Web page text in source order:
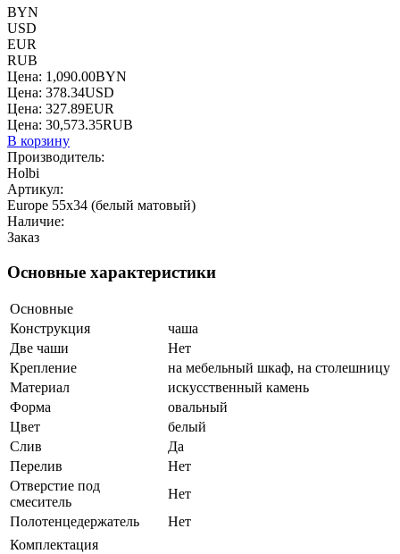
BYN
USD
EUR
RUB
Цена: 1,090.00BYN
Цена: 378.34USD
Цена: 327.89EUR
Цена: 30,573.35RUB
В корзину
Производитель:
Holbi
Артикул:
Europe 55x34 (белый матовый)
Наличие:
Заказ
Основные характеристики
Основные
Конструкция
чаша
Две чаши
Нет
Крепление
на мебельный шкаф, на столешницу
Материал
искусственный камень
Форма
овальный
Цвет
белый
Слив
Да
Перелив
Нет
Отверстие под
смеситель
Нет
Полотенцедержатель
Нет
Комплектация